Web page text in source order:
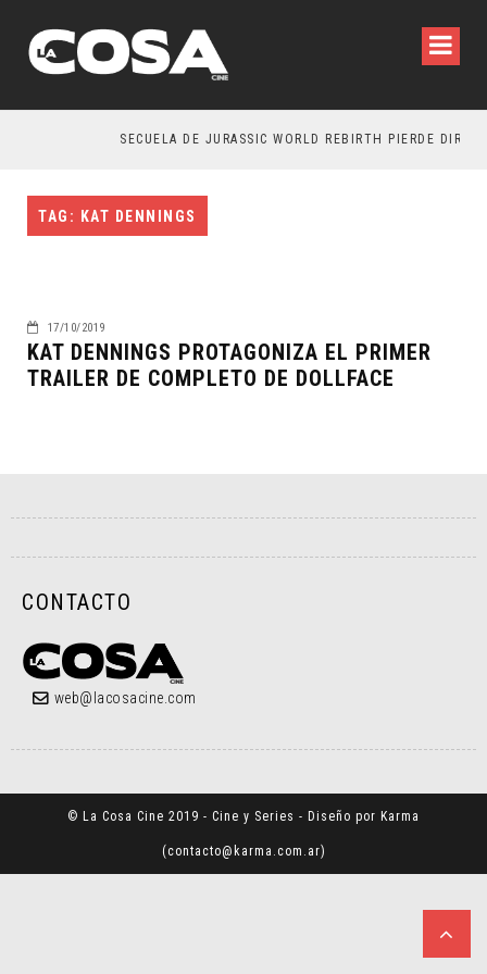
SECUELA DE JURASSIC WORLD REBIRTH PIERDE
TAG: KAT DENNINGS
17/10/2019
KAT DENNINGS PROTAGONIZA EL PRIMER
TRAILER DE COMPLETO DE DOLLFACE
CONTACTO
web@lacosacine.com
© La Cosa Cine 2019 - Cine y Series - Diseño por Karma
(contacto@karma.com.ar)